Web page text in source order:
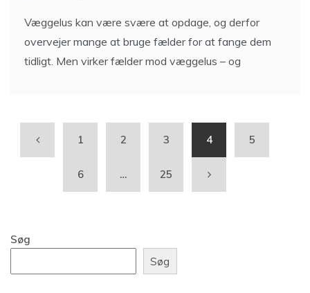
Væggelus kan være svære at opdage, og derfor
overvejer mange at bruge fælder for at fange dem
tidligt. Men virker fælder mod væggelus – og
1 2 3 4 5
6 … 25
Søg
Søg